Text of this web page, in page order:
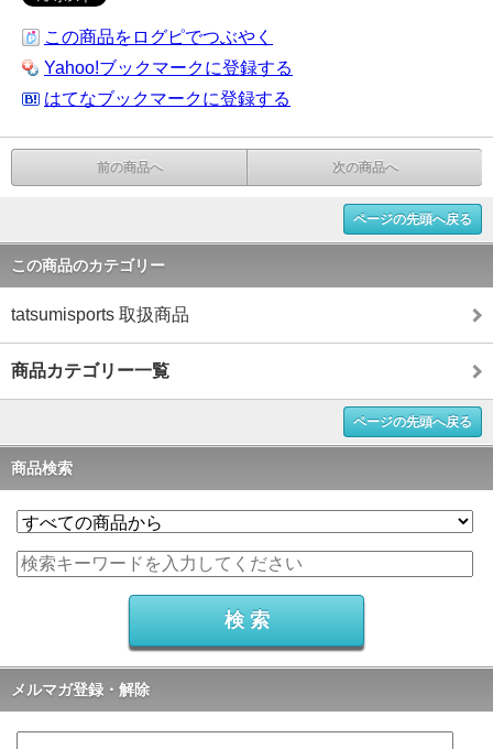
この商品をログピでつぶやく
Yahoo!ブックマークに登録する
はてなブックマークに登録する
前の商品へ 次の商品へ
ページの先頭へ戻る
この商品のカテゴリー
tatsumisports 取扱商品
商品カテゴリー一覧
ページの先頭へ戻る
商品検索
メルマガ登録・解除